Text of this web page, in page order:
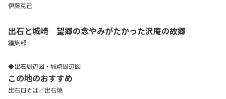
伊藤克己
出石と城崎 望郷の念やみがたかった沢庵の故郷
編集部
◆出石周辺図・城崎周辺図
この地のおすすめ
出石皿そば／出石焼